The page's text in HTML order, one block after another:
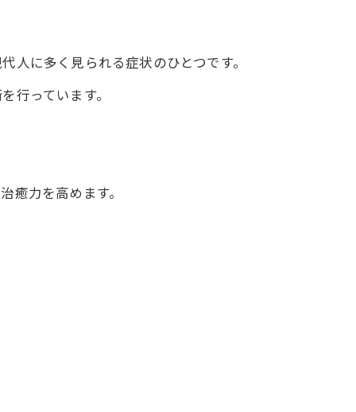
に多く見られる症状のひとつです。
行っています。
癒力を高めます。